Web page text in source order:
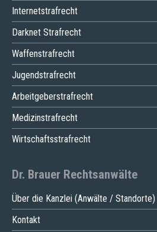
Internetstrafrecht
Darknet Strafrecht
Waffenstrafrecht
Jugendstrafrecht
Arbeitgeberstrafrecht
Medizinstrafrecht
Wirtschaftsstrafrecht
Dr. Brauer Rechtsanwälte
Über die Kanzlei (Anwälte / Standorte)
Kontakt